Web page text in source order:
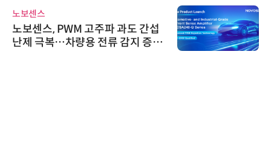
노보센스
노보센스, PWM 고주파 과도 간섭
난제 극복…차량용 전류 감지 증폭